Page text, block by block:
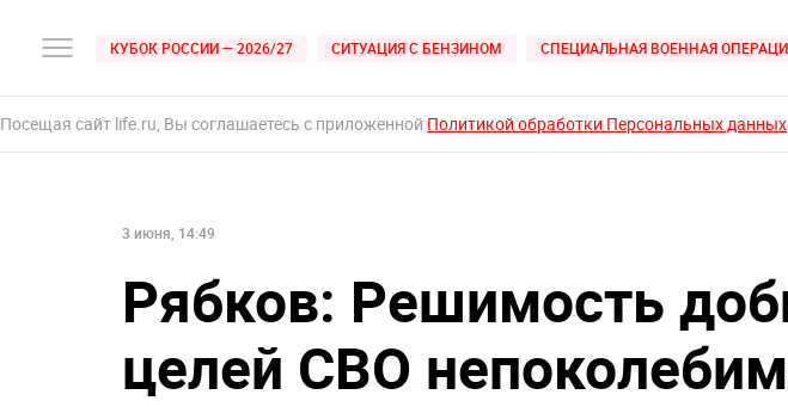
КУБОК РОССИИ — 2026/27 СИТУАЦИЯ С БЕНЗИНОМ СПЕЦИАЛЬНАЯ ВОЕННАЯ
Посещая сайт life.ru, Вы соглашаетесь с приложенной Политикой обработки Персональных данных
3 июня, 14:49
Рябков: Решимость
целей СВО